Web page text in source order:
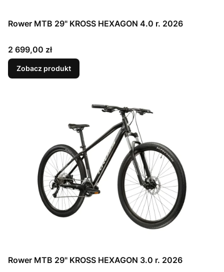
Rower MTB 29" KROSS HEXAGON 4.0 r. 2026
Cena
2 699,00 zł
Zobacz produkt
Rower MTB 29" KROSS HEXAGON 3.0 r. 2026